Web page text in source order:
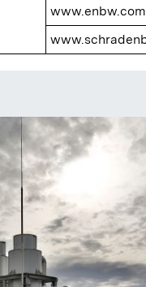
www.enbw.com